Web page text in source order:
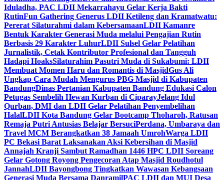
Iduladha, PAC LDII Mekarrahayu Gelar Kerja Bakti
RutinFun Gathering Generus LDII Ketileng dan Kramatwatu:
Pererat Silaturahmi dalam KebersamaanLDII Kamanre
Bentuk Karakter Generasi Muda melalui Pengajian Rutin
Berbasis 29 Karakter LuhurLDII Sulsel Gelar Pelatihan
Jurnalistik, Cetak Kontributor Profesional dan Tangguh
Hadapi HoaksSilaturahim Pasutri Muda di Sukabumi: LDII
Membuat Momen Haru dan Romantis di MasjidGus Ali
Ungkap Cara Mudah Mengurus PBG Masjid di Kabupaten
BandungDinas Pertanian Kabupaten Bandung Edukasi Calon
Petugas Sembelih Hewan Kurban di CiparayJelang Idul
Qurban, DMI dan LDII Gelar Pelatihan Penyembelihan
HalalLDII Kota Bandung Gelar Bootcamp Thoharoh, Ratusan
Remaja Putri Antusias Belajar BersuciPerdana, Umbaraya dan
Travel MCM Berangkatkan 38 Jamaah UmrohWarga LDII
PC Bekasi Barat Laksanakan Aksi Kebersihan di Masjid
Annajah Kranji Sambut Ramadhan 1446 HPC LDII Soreang
Gelar Gotong Royong Pengecoran Atap Masjid Roudhotul
JannahLDII Bayongbong Tingkatkan Wawasan Kebangsaan
Generasi Muda Bersama DanramilPAC LDII dan MUI Desa